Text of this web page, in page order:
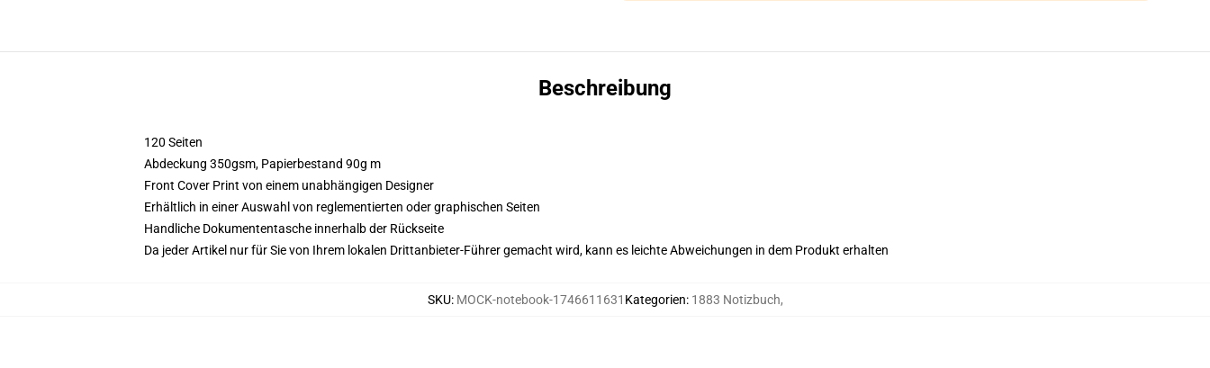
Beschreibung
120 Seiten
Abdeckung 350gsm, Papierbestand 90g m
Front Cover Print von einem unabhängigen Designer
Erhältlich in einer Auswahl von reglementierten oder graphischen Seiten
Handliche Dokumententasche innerhalb der Rückseite
Da jeder Artikel nur für Sie von Ihrem lokalen Drittanbieter-Führer gemacht wird, kann es leichte Abweichungen in dem Produkt erhalten
SKU: MOCK-notebook-1746611631 Kategorien: 1883 Notizbuch,